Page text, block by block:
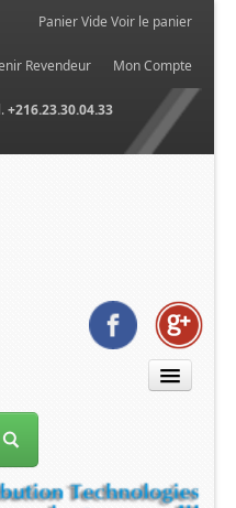
Panier Vide Voir le panier
Revendeur Mon Compte
+216.23.30.04.33